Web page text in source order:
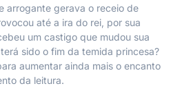
arrogante gerava o receio de
até a ira do rei, por sua
um castigo que mudou sua
sido o fim da temida princesa?
aumentar ainda mais o encanto
da leitura.